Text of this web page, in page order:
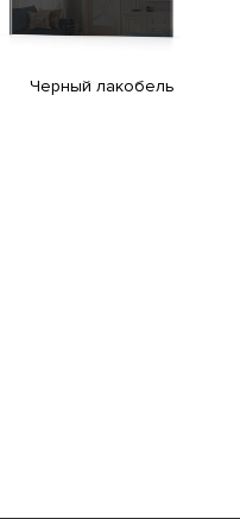
Черный лакобель